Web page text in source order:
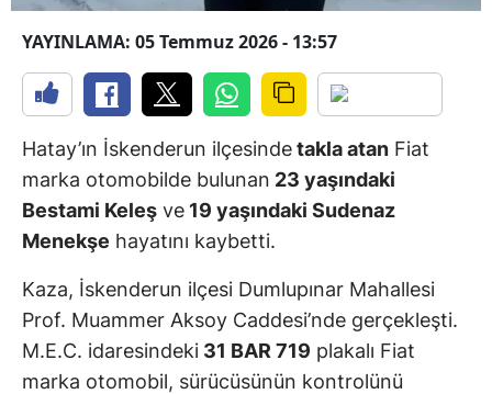
YAYINLAMA: 05 Temmuz 2026 - 13:57
Hatay’ın İskenderun ilçesindetakla atan Fiat
marka otomobilde bulunan 23 yaşındaki
Bestami Keleş ve 19 yaşındaki Sudenaz
Menekşe hayatını kaybetti.
Kaza, İskenderun ilçesi Dumlupınar Mahallesi
Prof. Muammer Aksoy Caddesi’nde gerçekleşti.
M.E.C. idaresindeki 31 BAR 719 plakalı Fiat
marka otomobil, sürücüsünün kontrolünü